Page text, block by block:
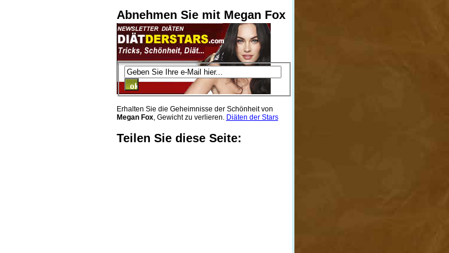
Abnehmen Sie mit Megan Fox
Erhalten Sie die Geheimnisse der Schönheit von
Megan Fox, Gewicht zu verlieren. Diäten der Stars
Teilen Sie diese Seite: